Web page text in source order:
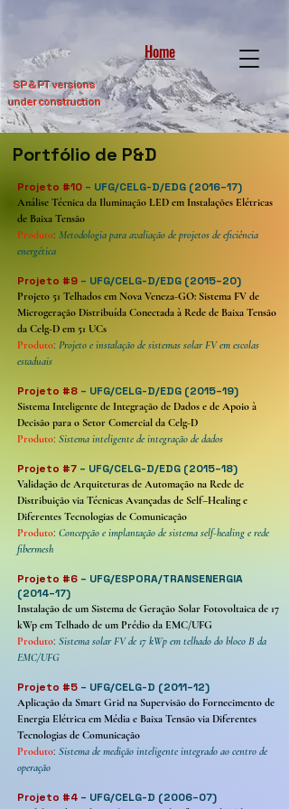
Home
SP & PT versions
under construction
Portfólio de P&D
Projeto #10 – UFG/CELG-D/EDG (2016–17)
Análise Técnica da Iluminação LED em Instalações Elétricas
de Baixa Tensão
Produto: Metodologia para avaliação de projetos de eficiência
energética
Projeto #9 – UFG/CELG-D/EDG (2015–20)
Projeto 51 Telhados em Nova Veneza-GO: Sistema FV de
Microgeração Distribuída Conectada à Rede de Baixa Tensão
da Celg-D em 51 UCs
Produto: Projeto e instalação de sistemas solar FV em escolas
estaduais
Projeto #8 – UFG/CELG-D/EDG (2015–19)
Sistema Inteligente de Integração de Dados e de Apoio à
Decisão para o Setor Comercial da Celg-D
Produto: Sistema inteligente de integração de dados
Projeto #7 – UFG/CELG-D/EDG (2015–18)
Validação de Arquiteturas de Automação na Rede de
Distribuição via Técnicas Avançadas de Self–Healing e
Diferentes Tecnologias de Comunicação
Produto: Concepção e implantação de sistema self-healing e rede
fibermesh
Projeto #6 – UFG/ESPORA/TRANSENERGIA
(2014–17)
Instalação de um Sistema de Geração Solar Fotovoltaica de 17
kWp em Telhado de um Prédio da EMC/UFG
Produto: Sistema solar FV de 17 kWp em telhado do bloco B da
EMC/UFG
Projeto #5 – UFG/CELG-D (2011–12)
Aplicação da Smart Grid na Supervisão do Fornecimento de
Energia Elétrica em Média e Baixa Tensão via Diferentes
Tecnologias de Comunicação
Produto: Sistema de medição inteligente integrado ao centro de
operação
Projeto #4 – UFG/CELG-D (2006–07)